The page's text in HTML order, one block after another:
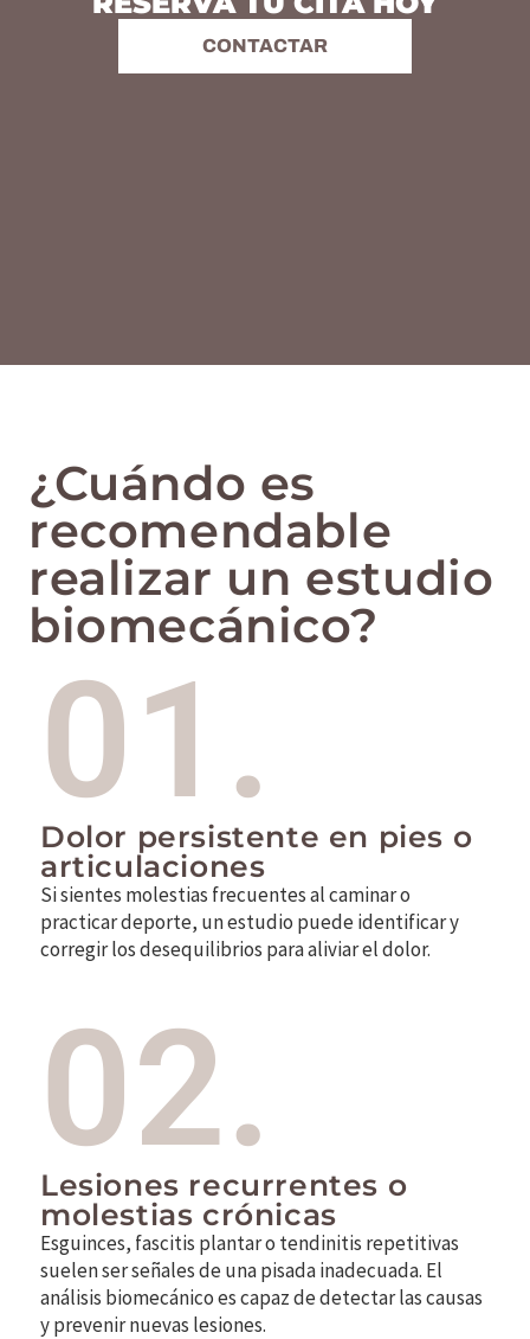
CONTACTAR
¿Cuándo es
recomendable
realizar un estudio
biomecánico?
01.
Dolor persistente en pies o
articulaciones
Si sientes molestias frecuentes al caminar o
practicar deporte, un estudio puede identificar y
corregir los desequilibrios para aliviar el dolor.
02.
Lesiones recurrentes o
molestias crónicas
Esguinces, fascitis plantar o tendinitis repetitivas
suelen ser señales de una pisada inadecuada. El
análisis biomecánico es capaz de detectar las causas
y prevenir nuevas lesiones.